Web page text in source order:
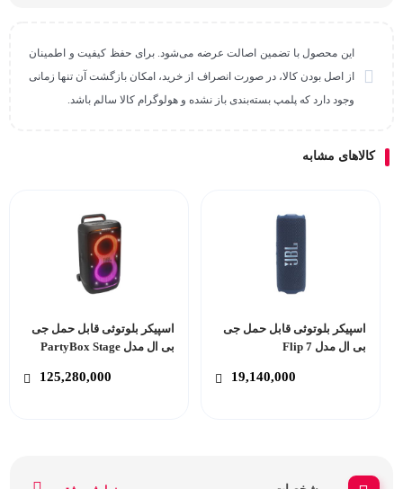
این محصول با تضمین اصالت عرضه می‌شود. برای حفظ کیفیت و اطمینان
از اصل بودن کالا، در صورت انصراف از خرید، امکان بازگشت آن تنها زمانی
وجود دارد که پلمپ بسته‌بندی باز نشده و هولوگرام کالا سالم باشد.
کالاهای مشابه
اسپیکر بلوتوثی قابل حمل جی
بی ال مدل Flip 7
19,140,000
اسپیکر بلوتوثی قابل حمل جی
بی ال مدل PartyBox Stage
125,280,000